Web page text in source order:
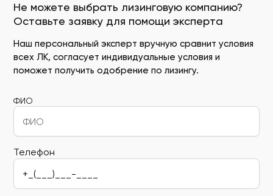
Не можете выбрать лизинговую компанию?
Оставьте заявку для помощи эксперта
Наш персональный эксперт вручную сравнит условия
всех ЛК, согласует индивидуальные условия и
поможет получить одобрение по лизингу.
ФИО
Телефон